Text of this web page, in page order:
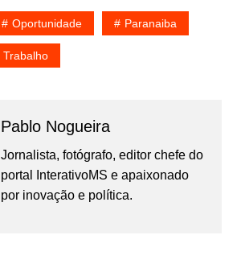
Oportunidade Paranaiba
Trabalho
Pablo Nogueira
Jornalista, fotógrafo, editor chefe do
portal InterativoMS e apaixonado
por inovação e política.